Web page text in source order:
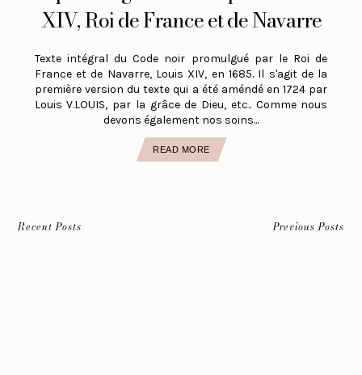
XIV, Roi de France et de Navarre
Texte intégral du Code noir promulgué par le Roi de
France et de Navarre, Louis XIV, en 1685. Il s'agit de la
première version du texte qui a été améndé en 1724 par
Louis V.LOUIS, par la grâce de Dieu, etc.. Comme nous
devons également nos soins...
READ MORE
Recent Posts Previous Posts